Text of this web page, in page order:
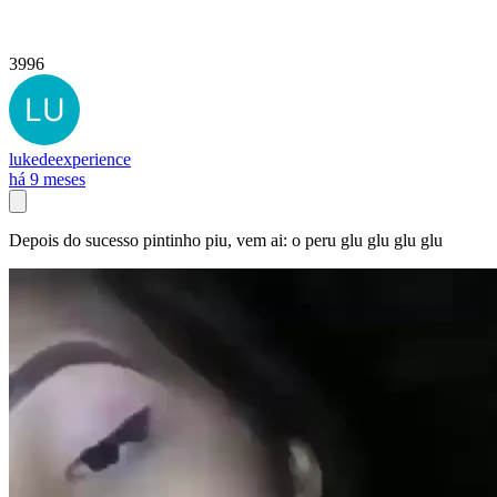
3996
lukedeexperience
há 9 meses
Depois do sucesso pintinho piu, vem ai: o peru glu glu glu glu